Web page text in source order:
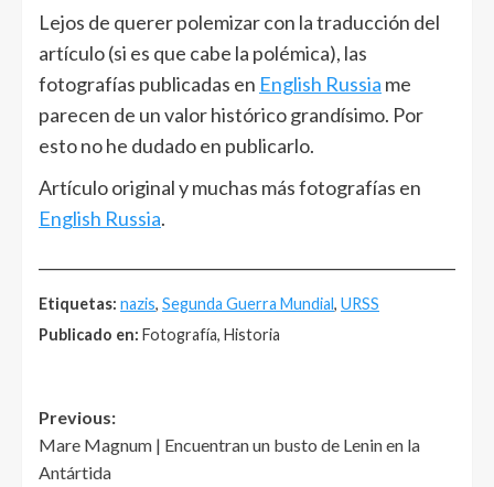
Lejos de querer polemizar con la traducción del
artículo (si es que cabe la polémica), las
fotografías publicadas en English Russia me
parecen de un valor histórico grandísimo. Por
esto no he dudado en publicarlo.
Artículo original y muchas más fotografías en
English Russia.
Etiquetas: nazis, Segunda Guerra Mundial, URSS
Publicado en: Fotografía, Historia
Post
navigation
Previous:
Mare Magnum | Encuentran un busto de Lenin en la
Antártida